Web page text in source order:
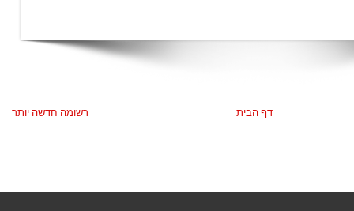
רשומה חדשה יותר דף הבית